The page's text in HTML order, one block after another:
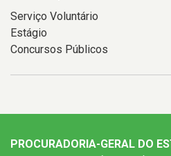
Serviço Voluntário
Estágio
Concursos Públicos
PROCURADORIA-GERAL DO